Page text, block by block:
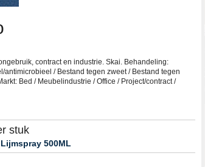
contract en industrie. Skai. Behandeling:
/ Bestand tegen zweet / Bestand tegen
Bed / Meubelindustrie / Office / Project/contract /
stuk
500ML